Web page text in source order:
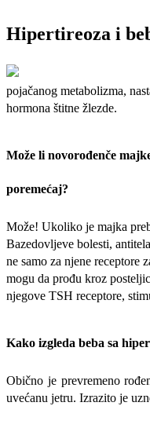
Hipertireoza i
pojačanog metabolizma,
hormona štitne žlezde.
Može li novorođenče
poremećaj?
Može! Ukoliko je majka
Bazedovljeve bolesti,
ne samo za njene receptore
mogu da prođu kroz
njegove TSH receptore,
Kako izgleda beba sa
Obično je prevremeno
uvećanu jetru. Izrazito je